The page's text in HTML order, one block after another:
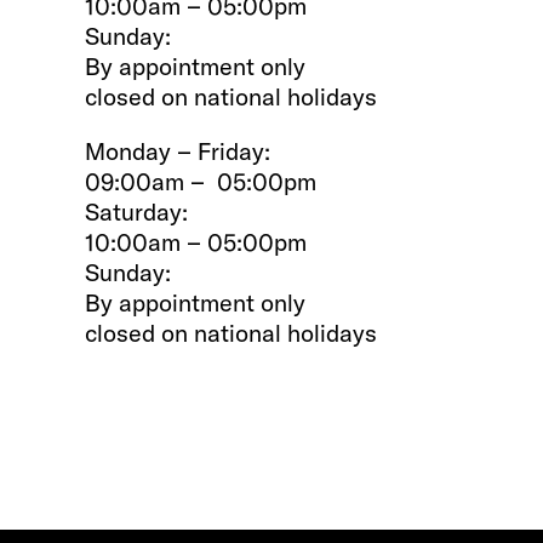
Sunday:
By appointment only
closed on national holidays
Monday – Friday:
09:00am – 05:00pm
Saturday:
10:00am – 05:00pm
Sunday:
By appointment only
closed on national holidays